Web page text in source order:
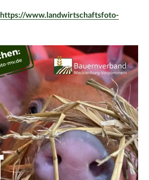
https://www.landwirtschaftsfoto-